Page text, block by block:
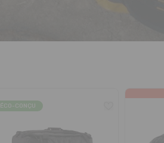
ÉCO-CONÇU